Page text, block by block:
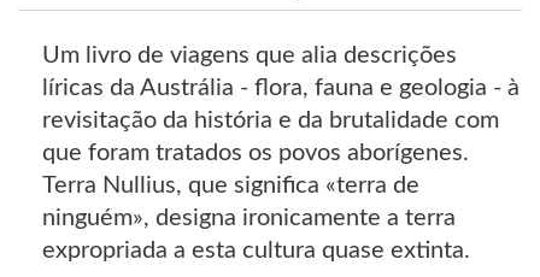
Um livro de viagens que alia descrições
líricas da Austrália - flora, fauna e geologia - à
revisitação da história e da brutalidade com
que foram tratados os povos aborígenes.
Terra Nullius, que significa «terra de
ninguém», designa ironicamente a terra
expropriada a esta cultura quase extinta.